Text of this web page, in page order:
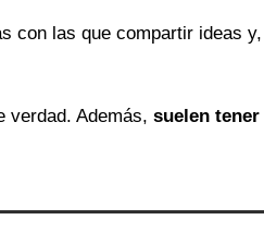
con las que compartir ideas
verdad. Además, suelen tener